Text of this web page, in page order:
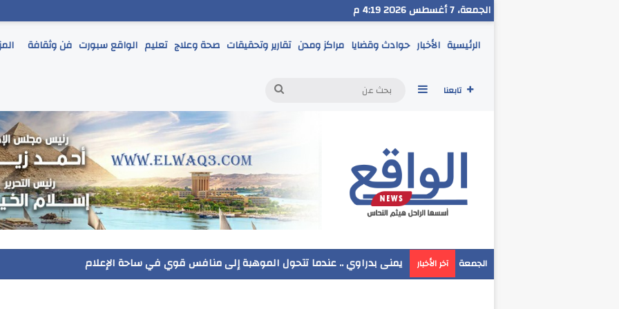
الجمعة، 7 أغسطس 2026 4:19 م
الرئيسية الأخبار حوادث وقضايا مراكز ومدن تقارير وتحقيقات صحة وعلاج تعليم الواقع سبورت فن وثقافة
تابعنا إضافة عمود جانبي
الجمعة آخر الأخبار مدير تعليم البحر الاحمر يتابع انطلاق امتحانات الشهادة الإعدادية ويؤكد: الانضباط